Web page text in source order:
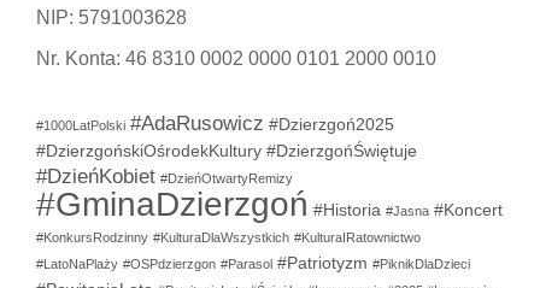
NIP: 5791003628
Nr. Konta: 46 8310 0002 0000 0101 2000 0010
#1000LatPolski #AdaRusowicz #Dzierzgoń2025
#DzierzgońskiOśrodekKultury #DzierzgońŚwiętuje
#DzieńKobiet #DzieńOtwartyRemizy
#GminaDzierzgoń #Historia #Jasna #Koncert
#KonkursRodzinny #KulturaDlaWszystkich #KulturaIRatownictwo
#LatoNaPlaży #OSPdzierzgon #Parasol #Patriotyzm #PiknikDlaDzieci